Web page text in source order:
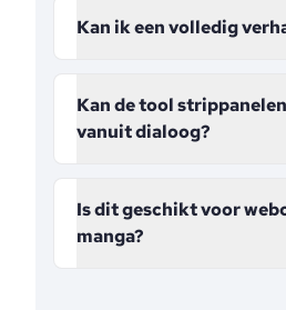
Kan ik een volledig
Kan de tool
vanuit dialoog?
Is dit geschikt voor
manga?